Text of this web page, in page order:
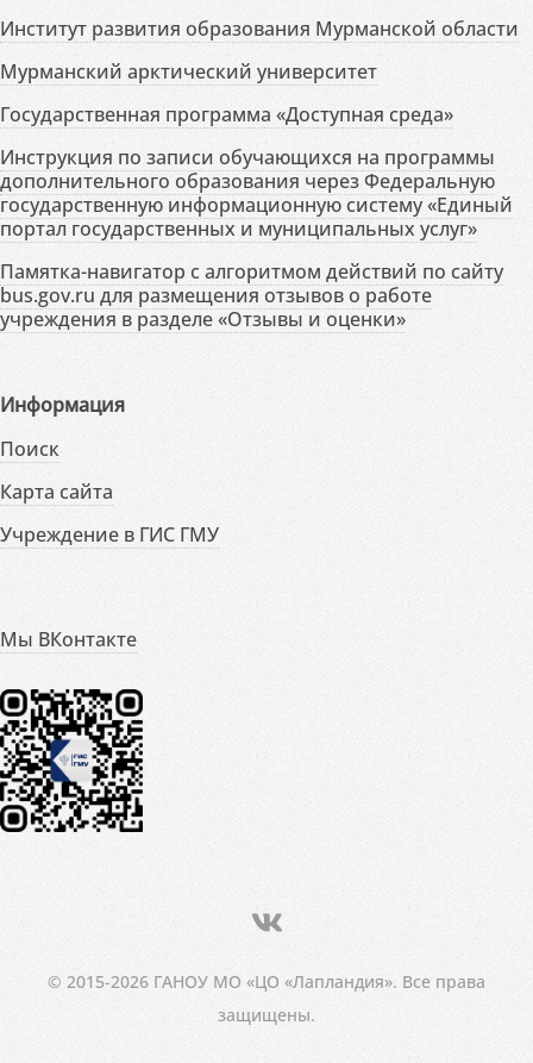
Институт развития образования Мурманской области
Мурманский арктический университет
Государственная программа «Доступная среда»
Инструкция по записи обучающихся на программы
дополнительного образования через Федеральную
государственную информационную систему «Единый
портал государственных и муниципальных услуг»
Памятка-навигатор с алгоритмом действий по сайту
bus.gov.ru для размещения отзывов о работе
учреждения в разделе «Отзывы и оценки»
Информация
Поиск
Карта сайта
Учреждение в ГИС ГМУ
Мы ВКонтакте
© 2015-2026 ГАНОУ МО «ЦО «Лапландия». Все права
защищены.